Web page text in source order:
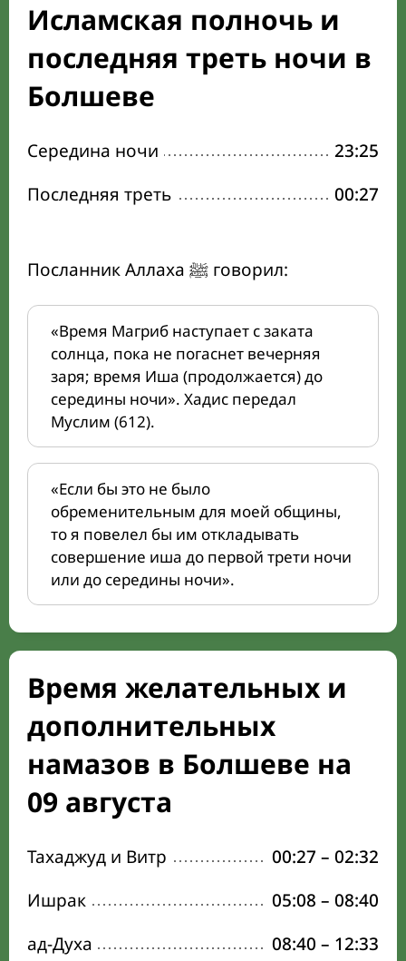
Исламская полночь и
последняя треть ночи в
Болшеве
Середина ночи
23:25
Последняя треть
00:27
Посланник Аллаха ﷺ говорил:
«Время Магриб наступает с заката
солнца, пока не погаснет вечерняя
заря; время Иша (продолжается) до
середины ночи». Хадис передал
Муслим (612).
«Если бы это не было
обременительным для моей общины,
то я повелел бы им откладывать
совершение иша до первой трети ночи
или до середины ночи».
Время желательных и
дополнительных
намазов в Болшеве на
09 августа
Тахаджуд и Витр 00:27 – 02:32
Ишрак
05:08 – 08:40
ад-Духа
08:40 – 12:33